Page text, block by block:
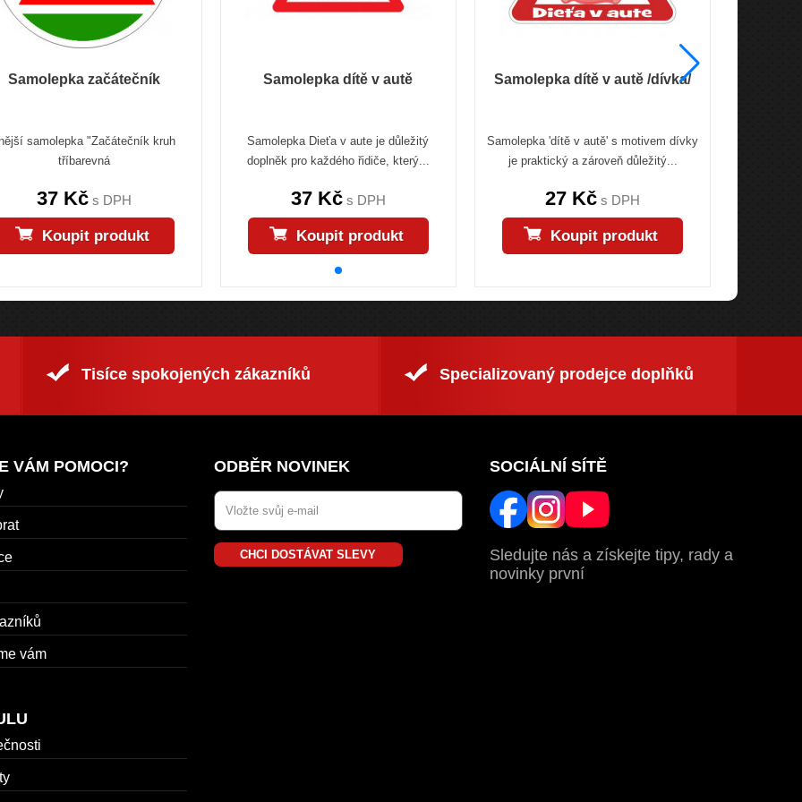
Samolepka začátečník
samolepka "Začátečník kruh
tříbarevná
37 Kčs DPH
Koupit produkt
Samolepka dítě v autě
Samolepka Dieťa v aute je důležitý
doplněk pro každého řidiče, který...
37 Kčs DPH
Koupit produkt
Samolepka dítě v autě /dívka/
Samolepka 'dítě v autě' s motivem dívky
je praktický a zároveň důležitý...
27 Kč s DPH
Koupit produkt
Tisíce spokojených zákazníků Specializovaný prodejce doplňků
VÁM POMOCI?
vám
ODBĚR NOVINEK
CHCI DOSTÁVAT SLEVY
SOCIÁLNÍ SÍTĚ
Sledujte nás a získejte tipy, rady a
novinky první